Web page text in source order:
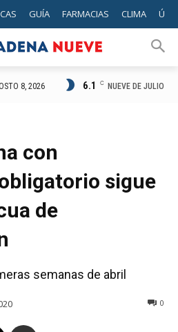
GUÍA FARMACIAS CLIMA
8, 2026 6.1 C NUEVE DE JULIO
con
sigue
de
semanas de abril
0